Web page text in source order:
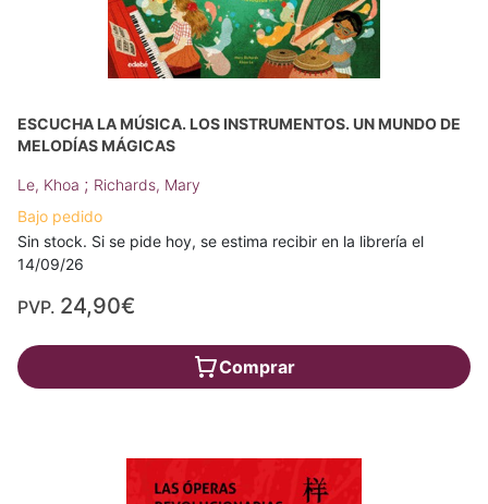
ESCUCHA LA MÚSICA. LOS INSTRUMENTOS. UN MUNDO DE
MELODÍAS MÁGICAS
Le, Khoa ; Richards, Mary
Bajo pedido
Sin stock. Si se pide hoy, se estima recibir en la librería el
14/09/26
PVP. 24,90€
Comprar